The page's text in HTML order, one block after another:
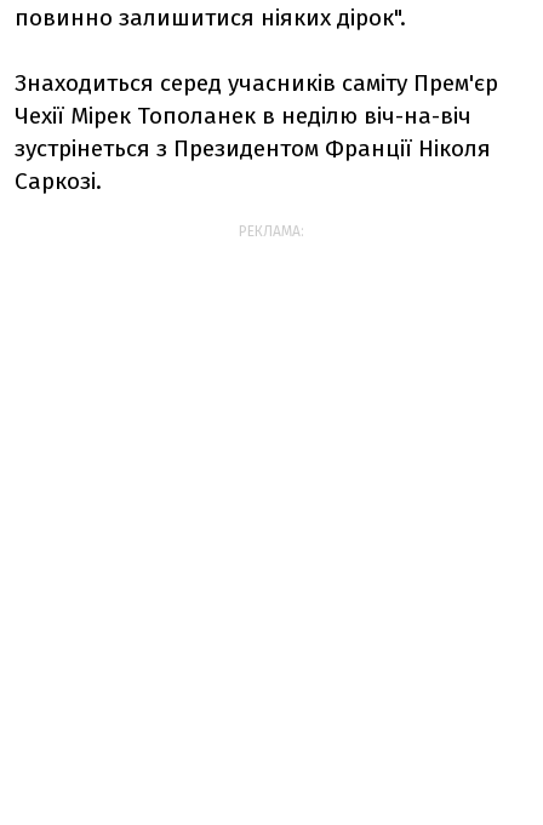
повинно залишитися ніяких дірок".
Знаходиться серед учасників саміту Прем'єр
Чехії Мірек Тополанек в неділю віч-на-віч
зустрінеться з Президентом Франції Ніколя
Саркозі.
РЕКЛАМА: